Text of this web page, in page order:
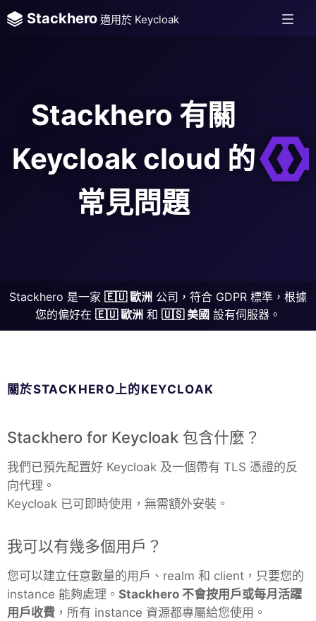
Stackhero 適用於 Keycloak
ChatWoot
Docker
Elasticsearch
GitLab
Stackhero 有關
Keycloak cloud 的
常見問題
Stackhero 是一家 🇪🇺 歐洲 公司，符合 GDPR 標準，根據
您的偏好在 🇪🇺 歐洲 和 🇺🇸 美國 設有伺服器。
關於STACKHERO上的KEYCLOAK
Stackhero for Keycloak 包含什麼？
我們已預先配置好 Keycloak 及一個帶有 TLS 憑證的反
向代理。
Keycloak 已可即時使用，無需額外安裝。
我可以有幾多個用戶？
您可以建立任意數量的用戶、realm 和 client，只要您的
instance 能夠處理。 Stackhero 不會按用戶或每月活躍
用戶收費 ，所有 instance 資源都專屬給您使用。